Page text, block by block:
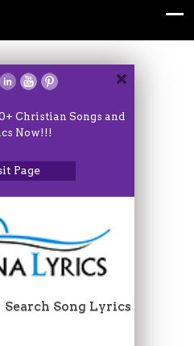
Christian Songs and
Now!!!
Page
Search Song Lyrics